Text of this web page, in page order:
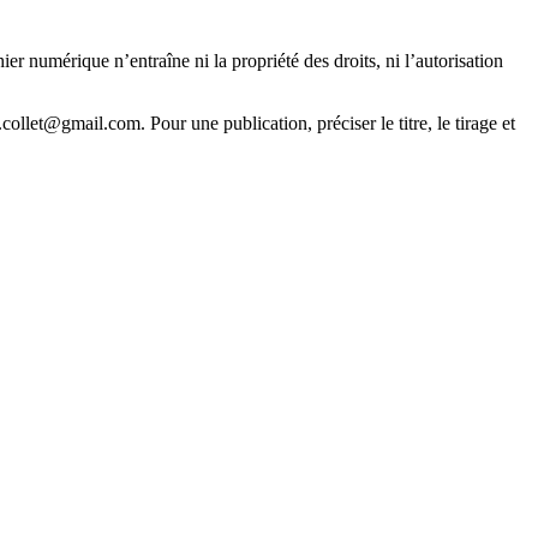
numérique n’entraîne ni la propriété des droits, ni l’autorisation
Pour une publication, préciser le titre, le tirage et